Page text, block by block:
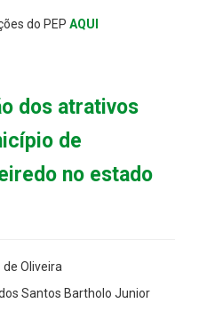
do PEP AQUI
dos atrativos
de
no estado
de Oliveira
Santos Bartholo Junior